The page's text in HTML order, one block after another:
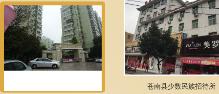
苍南县少数民族招待所